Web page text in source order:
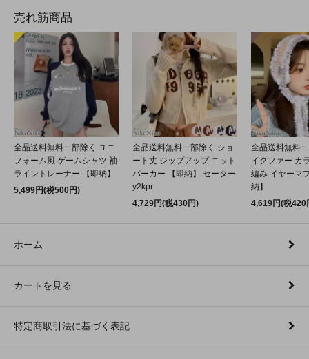
売れ筋商品
全品送料無料一部除く ユニ
フォーム風 ゲームシャツ 袖
ライントレーナー 【即納】
5,499円(税500円)
全品送料無料一部除く ショ
ート丈 ジップアップ ニット
パーカー 【即納】 セーター
y2kpr
4,729円(税430円)
全品送料無料
イクファー カ
編み イヤーマ
納】
4,619円(税420
ホーム
カートを見る
特定商取引法に基づく表記